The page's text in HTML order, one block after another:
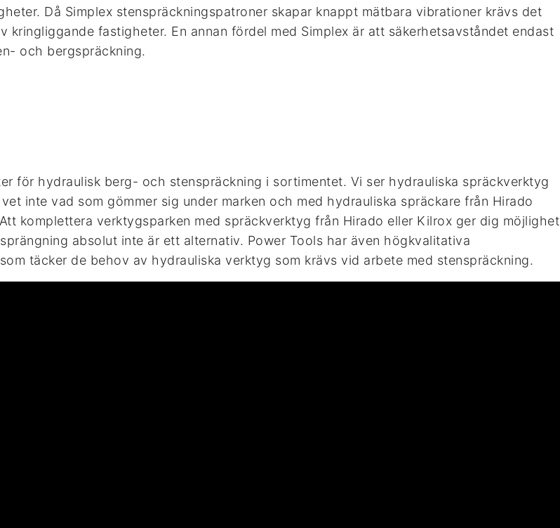
Då Simplex stenspräckningspatroner skapar knappt mätbara vibrationer krävs det
fastigheter. En annan fördel med Simplex är att säkerhetsavståndet endast
och bergspräckning.
för hydraulisk berg- och stenspräckning i sortimentet. Vi ser hydrauliska spräckverktyg
inte vad som gömmer sig under marken och med hydrauliska spräckare från Hirado
komplettera verktygsparken med spräckverktyg från Hirado eller Kilrox ger dig möjlighet
absolut inte är ett alternativ. Power Tools har även högkvalitativa
täcker de behov av hydrauliska verktyg som krävs vid arbete med stenspräckning.